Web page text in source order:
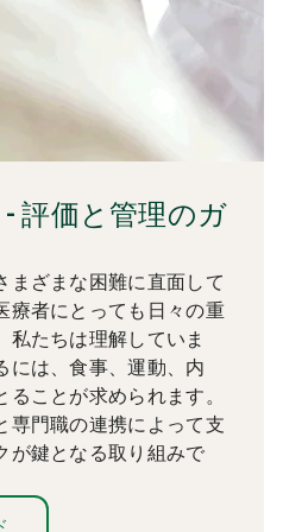
評価と管理のガ
まざまな困難に直面して
療者にとっても 日々の重
私たちは理解していま
には、食事、運動
内
ることが求められます 。
専門職の連携によって支
が鍵となる取り組みで